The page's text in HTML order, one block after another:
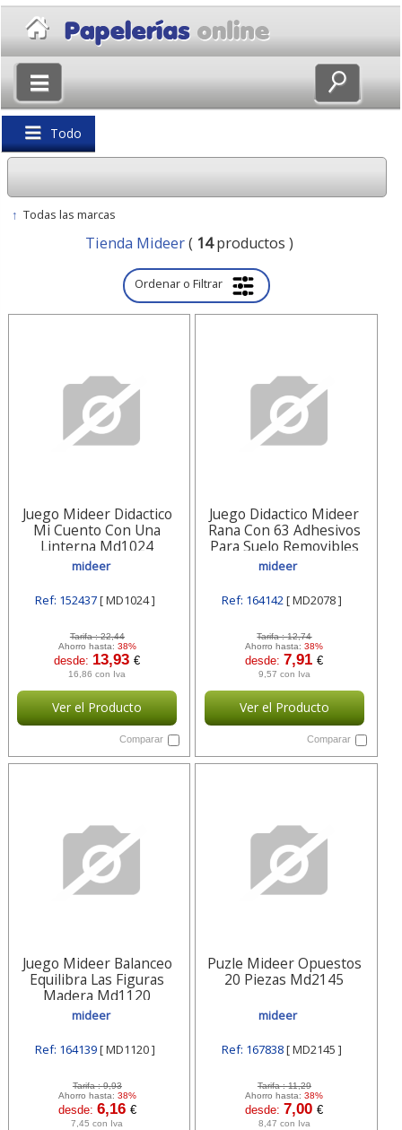
Todo
Volver
↑ Todas las marcas
Tienda Mideer( 14productos )
Ordenar o Filtrar
Juego Mideer Didactico
Mi Cuento Con Una
Linterna Md1024
mideer
Ref: 152437[ MD1024 ]
Tarifa :22,44
Ahorro hasta: 38%
desde: 13,93€
16,86 con Iva
Ver el Producto
Comparar
Juego Didactico Mideer
Rana Con 63 Adhesivos
Para Suelo Removibles
Md2078
mideer
Ref: 164142[ MD2078 ]
Tarifa :12,74
Ahorro hasta:38%
desde: 7,91€
9,57 con Iva
Ver el Producto
Comparar
Juego Mideer Balanceo
Equilibra Las Figuras
Madera Md1120
mideer
Ref: 164139[ MD1120 ]
Tarifa :9,93
Ahorro hasta: 38%
desde: 6,16 €
7,45 con Iva
Puzle Mideer Opuestos
20 Piezas Md2145
mideer
Ref: 167838[ MD2145 ]
Tarifa :11,29
Ahorro hasta:38%
desde: 7,00€
8,47 con Iva